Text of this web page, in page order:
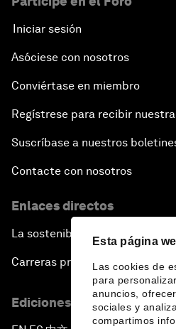
Esta página
Las cookies de
para
anuncios,
sociales y
compartimos
Iniciar sesión
Asóciese con nosotros
Conviértase en miembro
Regístrese para recibir
Suscríbase a nuestros
Contacte con nosotros
Enlaces directos
La sostenibilidad en el Foro
Carreras profesionales
Ediciones en otros idiomas